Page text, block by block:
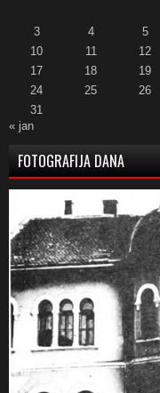
3
4 5
10
11 12
17
18 19
24
25 26
31
« jan
FOTOGRAFIJA DANA